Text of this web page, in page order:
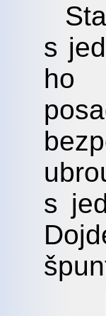
s
ho
s